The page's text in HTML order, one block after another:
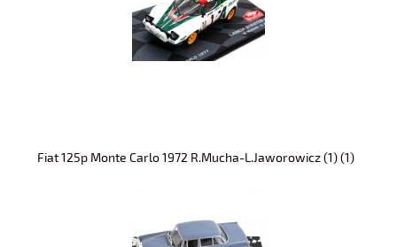
Fiat 125p Monte Carlo 1972 R.Mucha-L.Jaworowicz (1) (1)